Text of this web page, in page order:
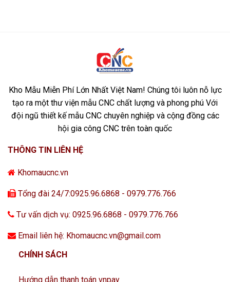
Kho Mẫu Miễn Phí Lớn Nhất Việt Nam! Chúng tôi luôn nỗ lực
tạo ra một thư viện mẫu CNC chất lượng và phong phú Với
đội ngũ thiết kế mẫu CNC chuyên nghiệp và cộng đồng các
hội gia công CNC trên toàn quốc
THÔNG TIN LIÊN HỆ
Khomaucnc.vn
Tổng đài 24/7:0925.96.6868 - 0979.776.766
Tư vấn dịch vụ: 0925.96.6868 - 0979.776.766
Email liên hệ: Khomaucnc.vn@gmail.com
CHÍNH SÁCH
Hướng dẫn thanh toán vnpay